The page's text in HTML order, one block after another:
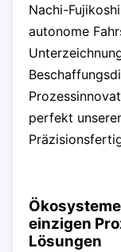
Nachi-
autonome
perfekt
einzigen
Lösungen